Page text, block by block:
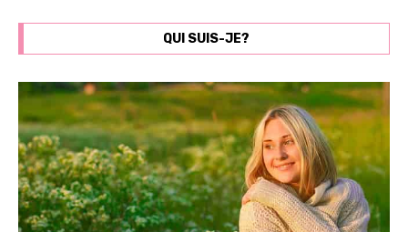
QUI SUIS-JE?